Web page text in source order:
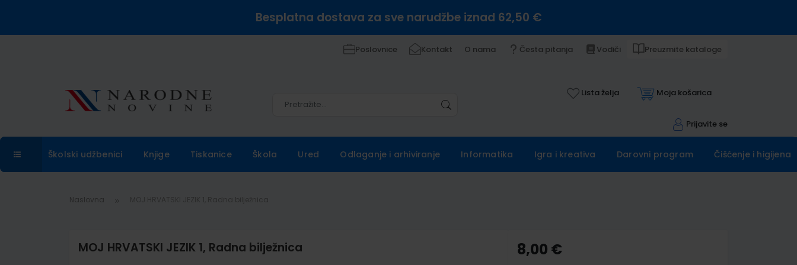
Besplatna dostava za sve narudžbe iznad 62,50 €
Poslovnice Kontakt O nama Česta pitanja Vodiči Preuzmite kataloge
Lista želja Moja košarica
Prijavite se
Školski udžbenici Knjige Tiskanice Škola Ured Odlaganje i arhiviranje Informatika Igra i kreativa Darovni program Čišćenje i higijena
Naslovna
MOJ HRVATSKI JEZIK 1, Radna bilježnica 8,00 €